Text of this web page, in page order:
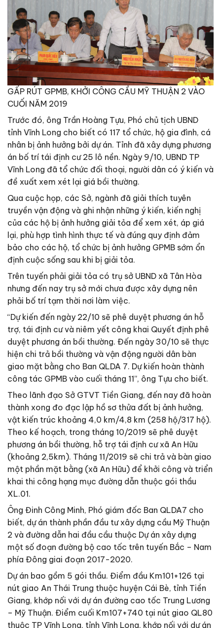
GẤP RÚT GPMB, KHỞI CÔNG CẦU MỸ THUẬN 2 VÀO
CUỐI NĂM 2019
Trước đó, ông Trần Hoàng Tựu, Phó chủ tịch UBND
tỉnh Vĩnh Long cho biết có 117 tổ chức, hộ gia đình, cá
nhân bị ảnh hưởng bởi dự án. Tỉnh đã xây dựng phương
án bố trí tái định cư 25 lô nền. Ngày 9/10, UBND TP
Vĩnh Long đã tổ chức đối thoại, người dân có ý kiến và
đề xuất xem xét lại giá bồi thường.
Qua cuộc họp, các Sở, ngành đã giải thích tuyên
truyền vận động và ghi nhận những ý kiến, kiến nghị
của các hộ bị ảnh hưởng giải tỏa để xem xét, áp giá
lại, phù hợp tình hình thực tế và đúng quy định đảm
bảo cho các hộ, tổ chức bị ảnh hưởng GPMB sớm ổn
định cuộc sống sau khi bị giải tỏa.
Trên tuyến phải giải tỏa có trụ sở UBND xã Tân Hòa
nhưng đến nay trụ sở mới chưa được xây dựng nên
phải bố trí tạm thời nơi làm việc.
“Dự kiến đến ngày 22/10 sẽ phê duyệt phương án hỗ
trợ, tái định cư và niêm yết công khai Quyết định phê
duyệt phương án bồi thường. Đến ngày 30/10 sẽ thực
hiện chi trả bồi thường và vận động người dân bàn
giao mặt bằng cho Ban QLDA 7. Dự kiến hoàn thành
công tác GPMB vào cuối tháng 11”, ông Tựu cho biết.
Theo lãnh đạo Sở GTVT Tiền Giang, đến nay đã hoàn
thành xong đo đạc lập hồ sơ thửa đất bị ảnh hưởng,
vật kiến trúc khoảng 4,0 km/4,8 km (258 hộ/317 hộ).
Theo kế hoạch, trong tháng 10/2019 sẽ phê duyệt
phương án bồi thường, hỗ trợ tái định cư xã An Hữu
(khoảng 2,5km). Tháng 11/2019 sẽ chi trả và bàn giao
một phần mặt bằng (xã An Hữu) để khởi công và triển
khai thi công hạng mục đường dẫn thuộc gói thầu
XL.01.
Ông Đinh Công Minh, Phó giám đốc Ban QLDA7 cho
biết, dự án thành phần đầu tư xây dựng cầu Mỹ Thuận
2 và đường dẫn hai đầu cầu thuộc Dự án xây dựng
một số đoạn đường bộ cao tốc trên tuyến Bắc – Nam
phía Đông giai đoạn 2017-2020.
Dự án bao gồm 5 gói thầu. Điểm đầu Km101+126 tại
nút giao An Thái Trung thuộc huyện Cái Bè, tỉnh Tiền
Giang, khớp nối với dự án đường cao tốc Trung Lương
– Mỹ Thuận. Điểm cuối Km107+740 tại nút giao QL80
thuộc TP Vĩnh Long, tỉnh Vĩnh Long, khớp nối với dự án